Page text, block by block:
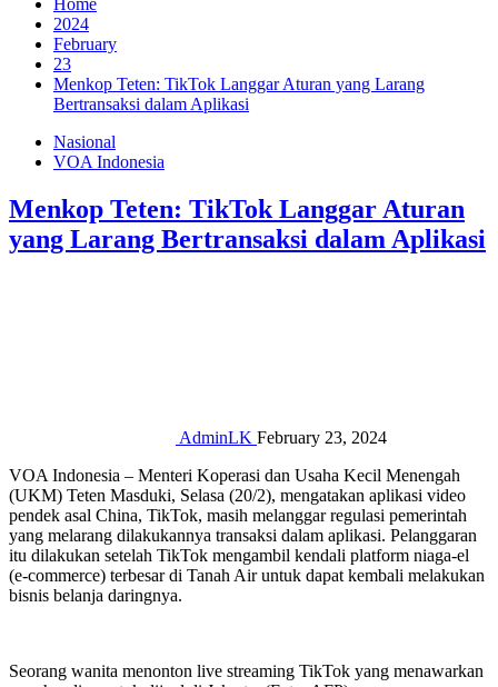
Home
2024
February
23
Menkop Teten: TikTok Langgar Aturan yang Larang
Bertransaksi dalam Aplikasi
Nasional
VOA Indonesia
Menkop Teten: TikTok Langgar Aturan
yang Larang Bertransaksi dalam Aplikasi
AdminLK February 23, 2024
VOA Indonesia – Menteri Koperasi dan Usaha Kecil Menengah
(UKM) Teten Masduki, Selasa (20/2), mengatakan aplikasi video
pendek asal China, TikTok, masih melanggar regulasi pemerintah
yang melarang dilakukannya transaksi dalam aplikasi. Pelanggaran
itu dilakukan setelah TikTok mengambil kendali platform niaga-el
(e-commerce) terbesar di Tanah Air untuk dapat kembali melakukan
bisnis belanja daringnya.
Seorang wanita menonton live streaming TikTok yang menawarkan